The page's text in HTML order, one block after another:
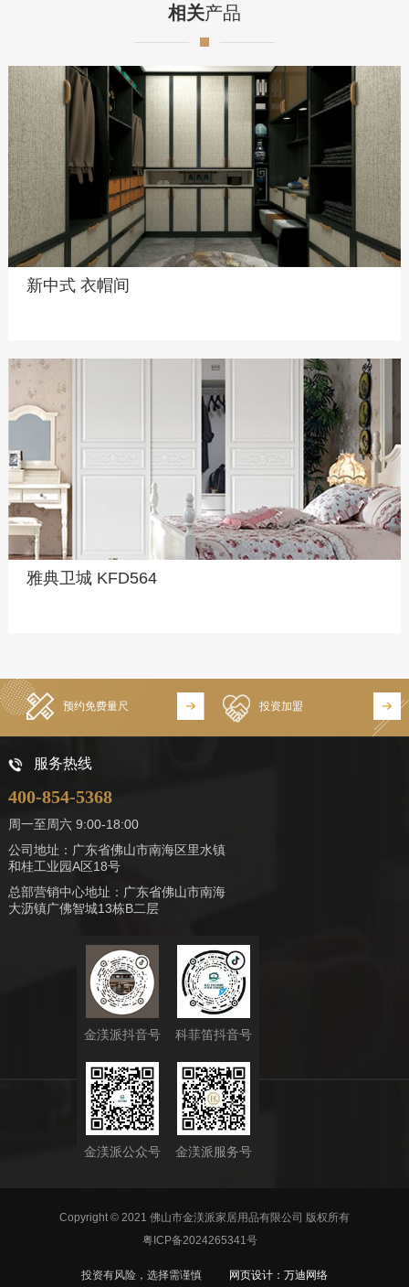
相关产品
新中式 衣帽间
雅典卫城 KFD564
预约免费量尺 投资加盟
服务热线
400-854-5368
周一至周六 9:00-18:00
公司地址：广东省佛山市南海区里水镇
和桂工业园A区18号
总部营销中心地址：广东省佛山市南海
大沥镇广佛智城13栋B二层
金渼派抖音号 科菲笛抖音号
金渼派公众号 金渼派服务号
Copyright © 2021 佛山市金渼派家居用品有限公司 版权所有
粤ICP备2024265341号
投资有风险，选择需谨慎 网页设计： 万迪网络